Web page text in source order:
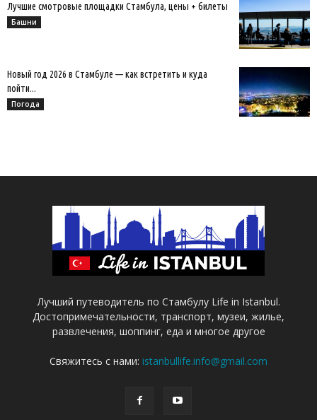
Лучшие смотровые площадки Стамбула, цены + билеты
Башни
Новый год 2026 в Стамбуле — как встретить и куда
пойти...
Погода
Лучший путеводитель по Стамбулу Life in Istanbul.
Достопримечательности, транспорт, музеи, жилье,
развлечения, шоппинг, еда и многое другое
Свяжитесь с нами: istanbullife.info@gmail.com